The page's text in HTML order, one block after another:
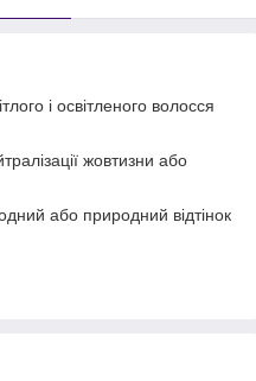
і освітленого волосся
жовтизни або
або природний відтінок